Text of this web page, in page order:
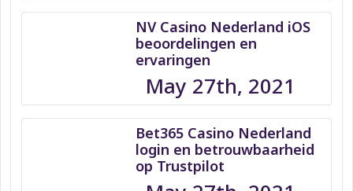
NV Casino Nederland iOS
beoordelingen en
ervaringen
May 27th, 2021
Bet365 Casino Nederland
login en betrouwbaarheid
op Trustpilot